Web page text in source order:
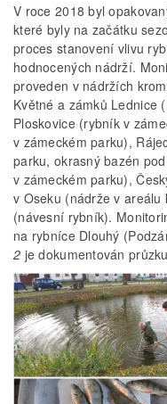
V roce 2018 byl
které byly na začátku
proces stanovení vlivu
hodnocených nádrží.
proveden v nádržích
Květné a zámků Lednice
Ploskovice (rybník v
v zámeckém parku),
parku, okrasný bazén
v zámeckém parku),
v Oseku (nádrže v
(návesní rybník).
na rybníce Dlouhý
2 je dokumentován